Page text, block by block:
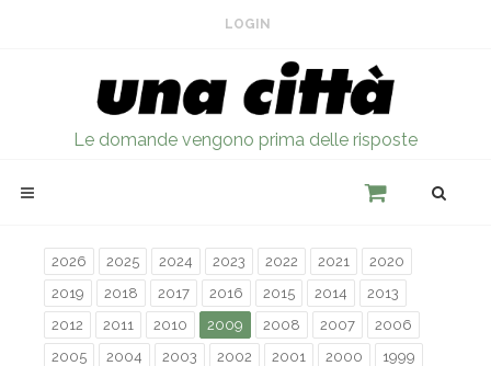
LOGIN
Le domande vengono prima delle risposte
2026 2025 2024 2023 2022 2021
2020
2019
2018 2017 2016 2015 2014
2013
2012
2011 2010 2009 2008 2007
2006
2005
2004 2003 2002 2001 2000
1999